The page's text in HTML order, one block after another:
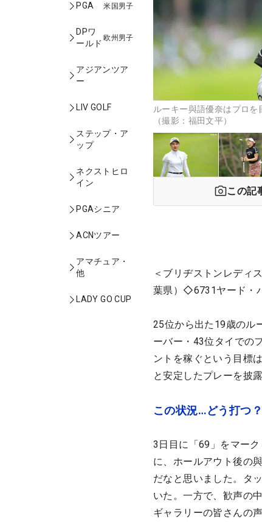
PGA 米国男子
DPワ
ールド
欧州男子
アジアンツア
ー
LIV GOLF
ステップ・ア
ップ
ネクストヒロ
イン
PGAシニア
ACNツアー
アマチュア・
他
LADY GO CUP
ルーキー與語優奈はプロ
（撮影：福田文平）
この記
＜ブリヂストンレデ
葉県）◇6731ヤード・
25位から出た19歳のル
ーバー・43位タイでの
ントを稼ぐという目標
と安定したプレーを披
この状況…どう打つ？
3日目に「69」をマー
に、ホールアウト後の
だなと思いました。タ
いた。一方で、歓声の
ギャラリーの皆さんの